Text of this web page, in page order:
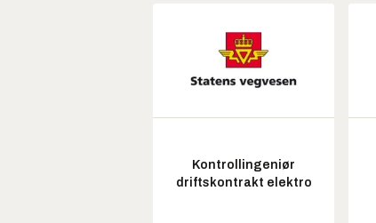
Kontrollingeniør
driftskontrakt elektro